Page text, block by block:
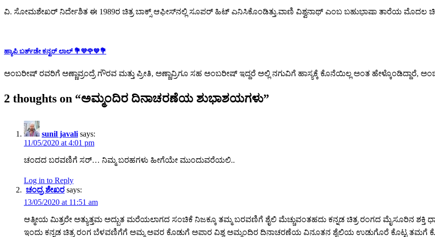
ವಿ. ಸೋಮಶೇಖರ್ ನಿರ್ದೇಶಿತ ಈ 1989ರ ಚಿತ್ರ ಬಾಕ್ಸ್ ಆಫೀಸ್‌ನಲ್ಲಿ ಸೂಪರ್ ಹಿಟ್ ಎನಿಸಿಕೊಂಡಿತ್ತು.ವಾಣಿ ವಿಶ್ವನಾಥ್ ಎಂಬ ಬಹುಭಾಷಾ ತಾರೆಯ ಮೊದಲ
ಹ್ಯಾಪಿ ಬರ್ತ್‌ಡೇ ಕನ್ವರ್ ಲಾಲ್ 💐💜🌹💙💐
ಅಂಬರೀಷ್ ರವರಿಗೆ ಅಣ್ಣಾವ್ರಂದ್ರೆ ಗೌರವ ಮತ್ತು ಪ್ರೀತಿ, ಅಣ್ಣಾವ್ರಿಗೂ ಸಹ ಅಂಬರೀಷ್ ಇದ್ದರೆ ಅಲ್ಲಿ ನಗುವಿಗೆ ಹಾಸ್ಯಕ್ಕೆ ಕೊನೆಯಿಲ್ಲ ಅಂತ ಹೇಳ್ಕೊಂಡಿದ್ದಾರೆ, ಅಂಬಿ
2 thoughts on “ಅಮ್ಮಂದಿರ ದಿನಾಚರಣೆಯ ಶುಭಾಶಯಗಳು”
sunil javali says:
11/05/2020 at 4:01 pm
ಚಂದದ ಬರವಣಿಗೆ ಸರ್… ನಿಮ್ಮ ಬರಹಗಳು ಹೀಗೆಯೇ ಮುಂದುವರೆಯಲಿ..
Log in to Reply
ಚಂದ್ರ ಶೇಖರ says:
13/05/2020 at 11:51 am
ಆತ್ಮೀಯ ಮಿತ್ರರೇ ಅತ್ಯುತ್ತಮ ಅದ್ಬುತ ಮರೆಯಲಾಗದ ಸಂಚಿಕೆ ನಿಜಕ್ಕೂ ತಮ್ಮ ಬರವಣಿಗೆ ಶೈಲಿ ಮೆಚ್ಚುವಂತಹದು ಕನ್ನಡ ಚಿತ್ರ ರಂಗದ ಮೈಸೂರಿನ ಶಕ್ತಿ
ಇಂದು ಕನ್ನಡ ಚಿತ್ರ ರಂಗ ಬೆಳವಣಿಗೆಗೆ ಅಮ್ಮ ಅವರ ಕೊಡುಗೆ ಅಪಾರ ವಿಶ್ವ ಅಮ್ಮಂದಿರ ದಿನಾಚರಣೆಯ ವಿನೂತನ ಶೈಲಿಯ ಉಡುಗೊರೆ ಕೊಟ್ಟ